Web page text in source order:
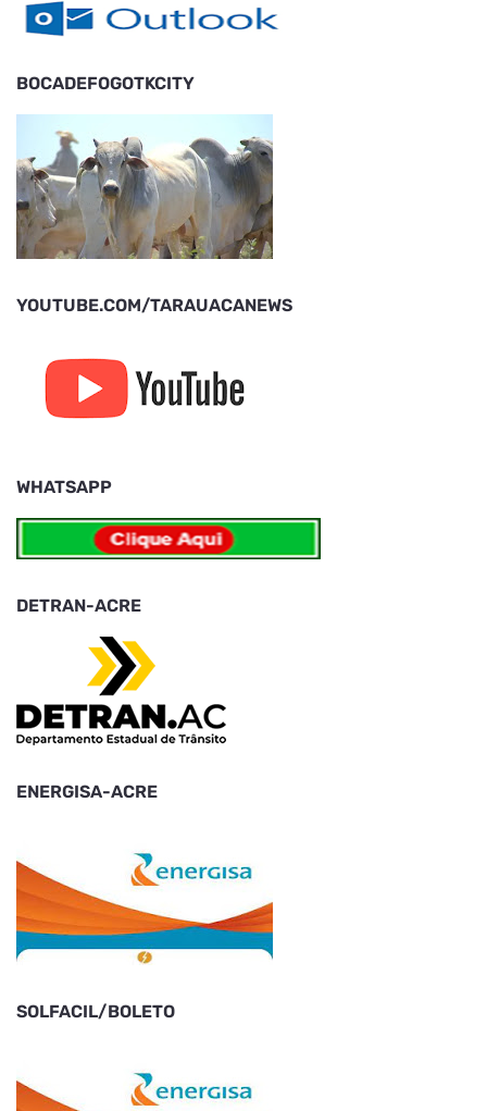
BOCADEFOGOTKCITY
YOUTUBE.COM/TARAUACANEWS
WHATSAPP
DETRAN-ACRE
ENERGISA-ACRE
SOLFACIL/BOLETO